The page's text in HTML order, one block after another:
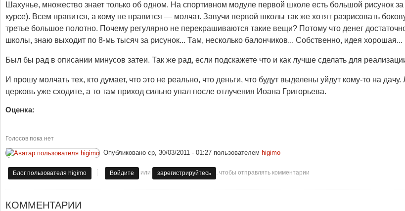
Шахунье, множество знает только об одном. На спортивном модуле первой школе есть большой рисунок
курсе). Всем нравится, а кому не нравится — молчат. Завучи первой школы так же хотят разрисовать
третье большое полотно. Почему регулярно не перекрашиваются такие вещи? Потому что денег
школы, знаю выходит по 8-мь тысяч за рисунок... Там, несколько балончиков... Собственно, идея хорошая...
Был бы рад в описании минусов затеи. Так же рад, если подскажете что и как лучше сделать для
И прошу молчать тех, кто думает, что это не реально, что деньги, что будут выделены уйдут кому-то на
церковь уже сходите, а то там приход сильно упал после отлучения Иоана Григорьева.
Оценка:
Голосов пока нет
Опубликовано ср, 30/03/2011 - 01:27пользователем higimo
Блог пользователя higimo Войдите или зарегистрируйтесь , чтобы отправлять комментарии
КОММЕНТАРИИ